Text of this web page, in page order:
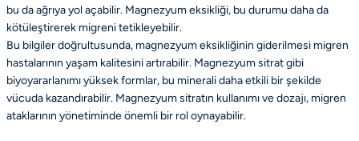
bu da ağrıya yol açabilir. Magnezyum eksikliği, bu durumu daha da
kötüleştirerek migreni tetikleyebilir.
Bu bilgiler doğrultusunda, magnezyum eksikliğinin giderilmesi migren
hastalarının yaşam kalitesini artırabilir. Magnezyum sitrat gibi
biyoyararlanımı yüksek formlar, bu minerali daha etkili bir şekilde
vücuda kazandırabilir. Magnezyum sitratın kullanımı ve dozajı, migren
ataklarının yönetiminde önemli bir rol oynayabilir.